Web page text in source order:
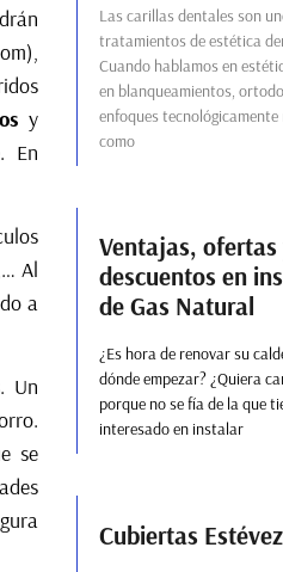
y
En
Al
a
Un
se
Las carillas dentales son
tratamientos de estética
Cuando hablamos en
en blanqueamientos,
enfoques
como
Ventajas, ofertas
descuentos en
de Gas Natural
¿Es hora de renovar su
dónde empezar? ¿Quiera
porque no se fía de la que
interesado en instalar
Cubiertas Estévez